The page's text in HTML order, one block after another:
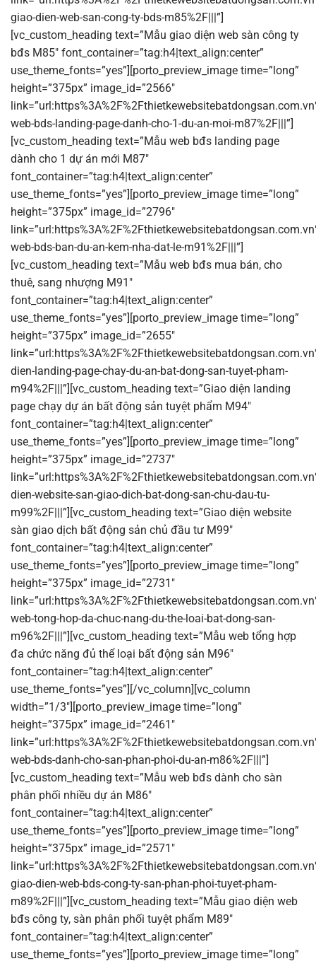
giao-dien-web-san-cong-ty-bds-m85%2F|||”]
[vc_custom_heading text=”Mẫu giao diện web sàn công ty
bđs M85″ font_container=”tag:h4|text_align:center”
use_theme_fonts=”yes”][porto_preview_image time=”long”
height=”375px” image_id=”2566″
web-bds-landing-page-danh-cho-1-du-an-moi-m87%2F|||”]
[vc_custom_heading text=”Mẫu web bđs landing page
dành cho 1 dự án mới M87″
font_container=”tag:h4|text_align:center”
use_theme_fonts=”yes”][porto_preview_image time=”long”
height=”375px” image_id=”2796″
web-bds-ban-du-an-kem-nha-dat-le-m91%2F|||”]
[vc_custom_heading text=”Mẫu web bđs mua bán, cho
thuê, sang nhượng M91″
font_container=”tag:h4|text_align:center”
use_theme_fonts=”yes”][porto_preview_image time=”long”
height=”375px” image_id=”2655″
dien-landing-page-chay-du-an-bat-dong-san-tuyet-pham-
m94%2F|||”][vc_custom_heading text=”Giao diện landing
page chạy dự án bất động sản tuyệt phẩm M94″
font_container=”tag:h4|text_align:center”
use_theme_fonts=”yes”][porto_preview_image time=”long”
height=”375px” image_id=”2737″
dien-website-san-giao-dich-bat-dong-san-chu-dau-tu-
m99%2F|||”][vc_custom_heading text=”Giao diện website
sàn giao dịch bất động sản chủ đầu tư M99″
font_container=”tag:h4|text_align:center”
use_theme_fonts=”yes”][porto_preview_image time=”long”
height=”375px” image_id=”2731″
web-tong-hop-da-chuc-nang-du-the-loai-bat-dong-san-
m96%2F|||”][vc_custom_heading text=”Mẫu web tổng hợp
đa chức năng đủ thể loại bất động sản M96″
font_container=”tag:h4|text_align:center”
use_theme_fonts=”yes”][/vc_column][vc_column
width=”1/3″][porto_preview_image time=”long”
height=”375px” image_id=”2461″
web-bds-danh-cho-san-phan-phoi-du-an-m86%2F|||”]
[vc_custom_heading text=”Mẫu web bđs dành cho sàn
phân phối nhiều dự án M86″
font_container=”tag:h4|text_align:center”
use_theme_fonts=”yes”][porto_preview_image time=”long”
height=”375px” image_id=”2571″
giao-dien-web-bds-cong-ty-san-phan-phoi-tuyet-pham-
m89%2F|||”][vc_custom_heading text=”Mẫu giao diện web
bđs công ty, sàn phân phối tuyệt phẩm M89″
font_container=”tag:h4|text_align:center”
use_theme_fonts=”yes”][porto_preview_image time=”long”